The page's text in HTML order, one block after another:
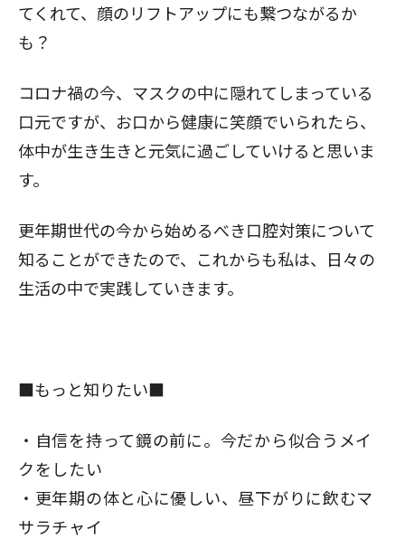
てくれて、顔のリフトアップにも繋つながるか
も？
コロナ禍の今、マスクの中に隠れてしまっている
口元ですが、お口から健康に笑顔でいられたら、
体中が生き生きと元気に過ごしていけると思いま
す。
更年期世代の今から始めるべき口腔対策について
知ることができたので、これからも私は、日々の
生活の中で実践していきます。
■もっと知りたい■
自信を持って鏡の前に。今だから似合うメイ
クをしたい
更年期の体と心に優しい、昼下がりに飲むマ
サラチャイ